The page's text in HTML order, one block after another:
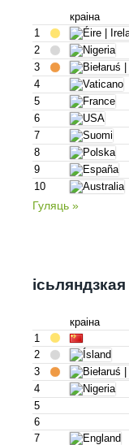
краіна
1
2
3
4
5
6
7
8
9
10
Гуляць »
ісьляндзкая
краіна
1
2
3
4
5
6
7